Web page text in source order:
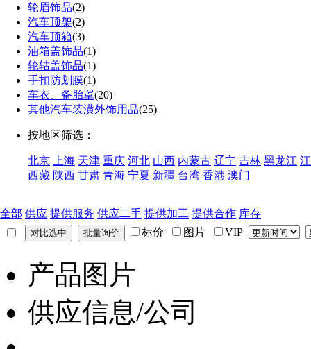
轮眉饰品(2)
汽车顶架(2)
汽车顶箱(3)
油箱盖饰品(1)
轮轱盖饰品(1)
手扣防划膜(1)
车衣、备胎罩(20)
其他汽车装潢外饰用品(25)
按地区筛选：
北京 上海 天津 重庆 河北 山西 内蒙古 辽宁 吉林 黑龙江
西藏 陕西 甘肃 青海 宁夏 新疆 台湾 香港 澳门
全部 供应 提供服务 供应二手 提供加工 提供合作 库存
标价
图片 VIP
产品图片
供应信息/公司